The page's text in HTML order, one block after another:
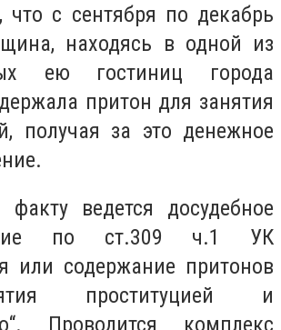
что с сентября по декабрь
находясь в одной из
ею гостиниц города
притон для занятия
получая за это денежное
ведется досудебное
по ст.309 ч.1 УК
или содержание притонов
проституцией и
Проводится комплекс